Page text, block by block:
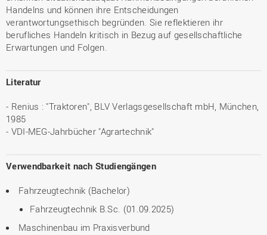
Handelns und können ihre Entscheidungen
verantwortungsethisch begründen. Sie reflektieren ihr
berufliches Handeln kritisch in Bezug auf gesellschaftliche
Erwartungen und Folgen.
Literatur
- Renius : "Traktoren", BLV Verlagsgesellschaft mbH, München,
1985
- VDI-MEG-Jahrbücher "Agrartechnik"
Verwendbarkeit nach Studiengängen
Fahrzeugtechnik (Bachelor)
Fahrzeugtechnik B.Sc. (01.09.2025)
Maschinenbau im Praxisverbund